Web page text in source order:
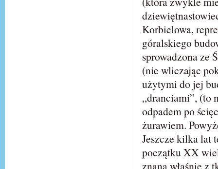
Korbielowa,
góralskiego
sprowadzona ze
(nie wliczając
użytymi do jej
„dranciami”, (to
odpadem po
żurawiem.
Jeszcze kilka lat
początku XX
znaną właśnie z